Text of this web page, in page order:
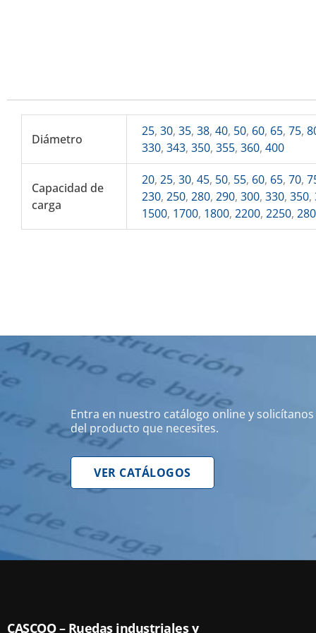
Diámetro
25,30,35,38,40, 50, 60, 65,75,
330,343,350,355,360,400
Capacidad de
carga
20,25,30,45, 50, 55, 60, 65,70,
230,250,280,290,300,330,350,
1500, 1700, 1800,2200,2250,
Entra en nuestro catálogo online y
del producto que necesites.
VER CATÁLOGOS
CASCOO – Ruedas industriales y